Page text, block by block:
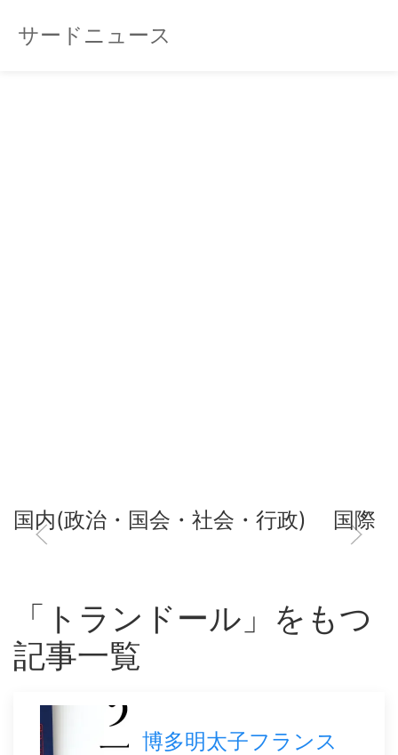
サードニュース
国内(政治・国会・社会・行政) 国際
「トランドール」をもつ
記事一覧
博多明太子フランス